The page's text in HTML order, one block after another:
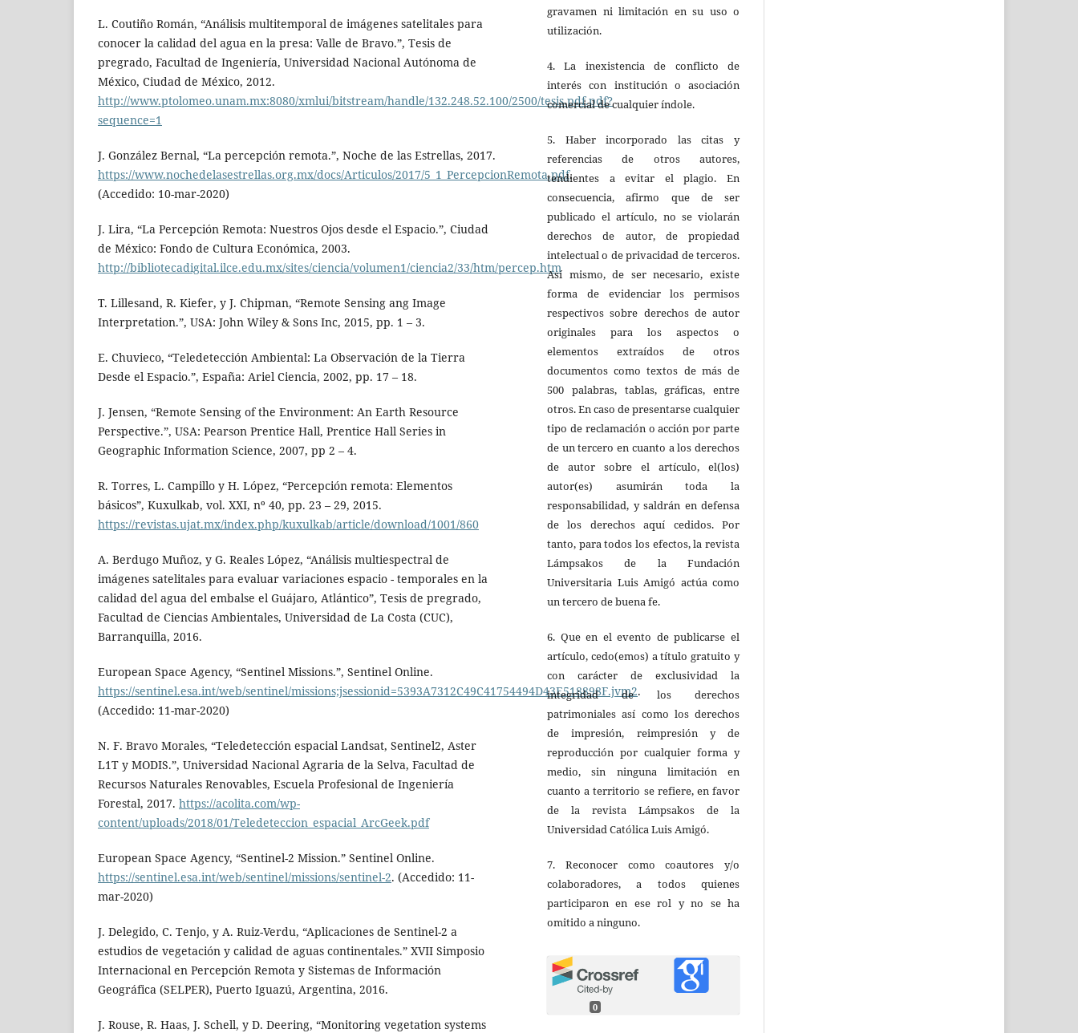
L. Coutiño Román, “Análisis multitemporal de imágenes satelitales para
conocer la calidad del agua en la presa: Valle de Bravo.”, Tesis de
pregrado, Facultad de Ingeniería, Universidad Nacional Autónoma de
México, Ciudad de México, 2012.
http://www.ptolomeo.unam.mx:8080/xmlui/bitstream/handle/132.248.52.100/2500/tesis.pdf.pdf?
sequence=1
J. González Bernal, “La percepción remota.”, Noche de las Estrellas, 2017.
https://www.nochedelasestrellas.org.mx/docs/Articulos/2017/5_1_PercepcionRemota.pdf.
(Accedido: 10-mar-2020)
J. Lira, “La Percepción Remota: Nuestros Ojos desde el Espacio.”, Ciudad
de México: Fondo de Cultura Económica, 2003.
http://bibliotecadigital.ilce.edu.mx/sites/ciencia/volumen1/ciencia2/33/htm/percep.htm
T. Lillesand, R. Kiefer, y J. Chipman, “Remote Sensing ang Image
Interpretation.”, USA: John Wiley & Sons Inc, 2015, pp. 1 – 3.
E. Chuvieco, “Teledetección Ambiental: La Observación de la Tierra
Desde el Espacio.”, España: Ariel Ciencia, 2002, pp. 17 – 18.
J. Jensen, “Remote Sensing of the Environment: An Earth Resource
Perspective.”, USA: Pearson Prentice Hall, Prentice Hall Series in
Geographic Information Science, 2007, pp 2 – 4.
R. Torres, L. Campillo y H. López, “Percepción remota: Elementos
básicos”, Kuxulkab, vol. XXI, nº 40, pp. 23 – 29, 2015.
https://revistas.ujat.mx/index.php/kuxulkab/article/download/1001/860
A. Berdugo Muñoz, y G. Reales López, “Análisis multiespectral de
imágenes satelitales para evaluar variaciones espacio - temporales en la
calidad del agua del embalse el Guájaro, Atlántico”, Tesis de pregrado,
Facultad de Ciencias Ambientales, Universidad de La Costa (CUC),
Barranquilla, 2016.
European Space Agency, “Sentinel Missions.”, Sentinel Online.
https://sentinel.esa.int/web/sentinel/missions;jsessionid=5393A7312C49C41754494D43E518898F.jvm2.
(Accedido: 11-mar-2020)
N. F. Bravo Morales, “Teledetección espacial Landsat, Sentinel2, Aster
L1T y MODIS.”, Universidad Nacional Agraria de la Selva, Facultad de
Recursos Naturales Renovables, Escuela Profesional de Ingeniería
Forestal, 2017. https://acolita.com/wp-
content/uploads/2018/01/Teledeteccion_espacial_ArcGeek.pdf
European Space Agency, “Sentinel-2 Mission.” Sentinel Online.
https://sentinel.esa.int/web/sentinel/missions/sentinel-2. (Accedido: 11-
mar-2020)
J. Delegido, C. Tenjo, y A. Ruiz-Verdu, “Aplicaciones de Sentinel-2 a
estudios de vegetación y calidad de aguas continentales.” XVII Simposio
Internacional en Percepción Remota y Sistemas de Información
Geográfica (SELPER), Puerto Iguazú, Argentina, 2016.
J. Rouse, R. Haas, J. Schell, y D. Deering, “Monitoring vegetation systems
gravamen ni limitación en su uso o
utilización.
4. La inexistencia de conflicto de
interés con institución o asociación
comercial de cualquier índole.
5. Haber incorporado las citas y
referencias de otros autores,
tendientes a evitar el plagio. En
consecuencia, afirmo que de ser
publicado el artículo, no se violarán
derechos de autor, de propiedad
intelectual o de privacidad de terceros.
Así mismo, de ser necesario, existe
forma de evidenciar los permisos
respectivos sobre derechos de autor
originales para los aspectos o
elementos extraídos de otros
documentos como textos de más de
500 palabras, tablas, gráficas, entre
otros. En caso de presentarse cualquier
tipo de reclamación o acción por parte
de un tercero en cuanto a los derechos
de autor sobre el artículo, el(los)
autor(es) asumirán toda la
responsabilidad, y saldrán en defensa
de los derechos aquí cedidos. Por
tanto, para todos los efectos, la revista
Lámpsakos de la Fundación
Universitaria Luis Amigó actúa como
un tercero de buena fe.
6. Que en el evento de publicarse el
artículo, cedo(emos) a título gratuito y
con carácter de exclusividad la
integridad de los derechos
patrimoniales así como los derechos
de impresión, reimpresión y de
reproducción por cualquier forma y
medio, sin ninguna limitación en
cuanto a territorio se refiere, en favor
de la revista Lámpsakos de la
Universidad Católica Luis Amigó.
7. Reconocer como coautores y/o
colaboradores, a todos quienes
participaron en ese rol y no se ha
omitido a ninguno.
0